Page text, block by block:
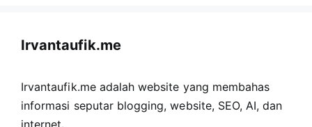
Irvantaufik.me
Irvantaufik.me adalah website yang membahas
informasi seputar blogging, website, SEO, AI, dan
internet.